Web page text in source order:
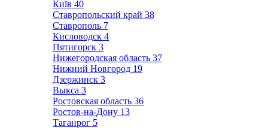
Київ 40
Ставропольский край 38
Ставрополь 7
Кисловодск 4
Пятигорск 3
Нижегородская область 37
Нижний Новгород 19
Дзержинск 3
Выкса 3
Ростовская область 36
Ростов-на-Дону 13
Таганрог 5